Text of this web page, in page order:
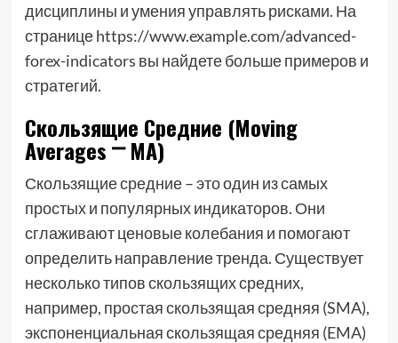
дисциплины и умения управлять рисками. На
странице https://www.example.com/advanced-
forex-indicators вы найдете больше примеров и
стратегий.
Скользящие Средние (Moving
Averages ⎻ MA)
Скользящие средние – это один из самых
простых и популярных индикаторов. Они
сглаживают ценовые колебания и помогают
определить направление тренда. Существует
несколько типов скользящих средних,
например, простая скользящая средняя (SMA),
экспоненциальная скользящая средняя (EMA)